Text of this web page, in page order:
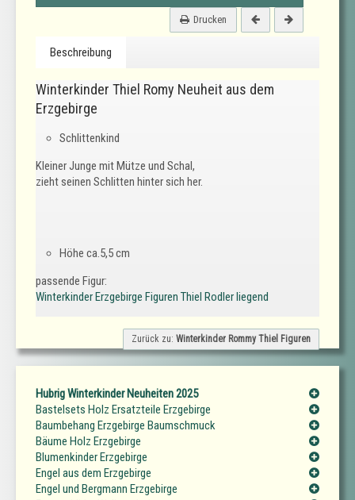
Drucken
Beschreibung
Winterkinder Thiel Romy Neuheit aus dem
Erzgebirge
Schlittenkind
Kleiner Junge mit Mütze und Schal,
zieht seinen Schlitten hinter sich her.
Höhe ca.5,5 cm
passende Figur:
Winterkinder Erzgebirge Figuren Thiel Rodler liegend
Zurück zu: Winterkinder Rommy Thiel Figuren
Hubrig Winterkinder Neuheiten 2025
Bastelsets Holz Ersatzteile Erzgebirge
Baumbehang Erzgebirge Baumschmuck
Bäume Holz Erzgebirge
Blumenkinder Erzgebirge
Engel aus dem Erzgebirge
Engel und Bergmann Erzgebirge